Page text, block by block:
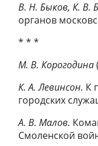
В. Н. Быков, К. В.
органов
* * *
М. В. Корогодина
К. А. Левинсон. К
городских
A. B. Малов.
Смоленской